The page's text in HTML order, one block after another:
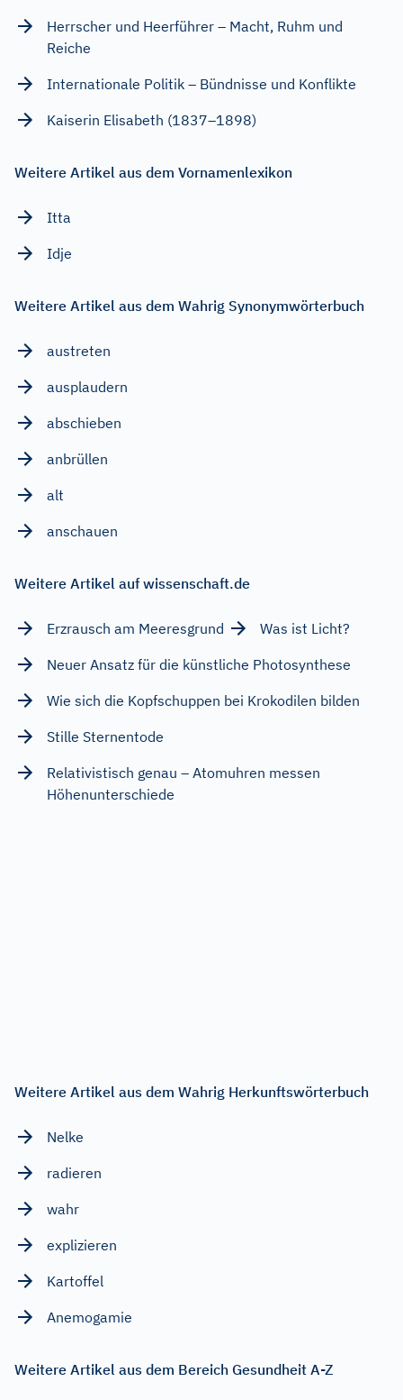
Herrscher und Heerführer – Macht, Ruhm und
Reiche
Internationale Politik – Bündnisse und Konflikte
Kaiserin Elisabeth (1837–1898)
Weitere Artikel aus dem Vornamenlexikon
Itta
Idje
Weitere Artikel aus dem Wahrig Synonymwörterbuch
austreten
ausplaudern
abschieben
anbrüllen
alt
anschauen
Weitere Artikel auf wissenschaft.de
Erzrausch am Meeresgrund
Was ist Licht?
Neuer Ansatz für die künstliche Photosynthese
Wie sich die Kopfschuppen bei Krokodilen bilden
Stille Sternentode
Relativistisch genau – Atomuhren messen
Höhenunterschiede
Weitere Artikel aus dem Wahrig Herkunftswörterbuch
Nelke
radieren
wahr
explizieren
Kartoffel
Anemogamie
Weitere Artikel aus dem Bereich Gesundheit A-Z